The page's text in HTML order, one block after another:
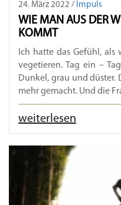
24. März 2022 / Impuls
WIE MAN AUS DER
KOMMT
Ich hatte das Gefühl,
vegetieren. Tag ein –
Dunkel, grau und düster.
mehr gemacht. Und die
weiterlesen